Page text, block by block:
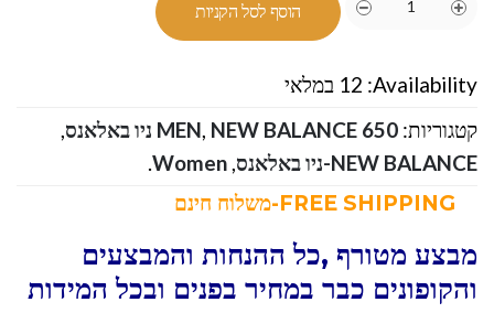
הוסף לסל הקניות
Availability: 12 במלאי
קטגוריות:
MEN, NEW BALANCE 650 ניו באלאנס
,
NEW BALANCE-ניו באלאנס
,
Women
.
מבצע מטורף ,כל ההנחות והמבצעים
והקופונים כבר במחיר בפנים ובכל המידות